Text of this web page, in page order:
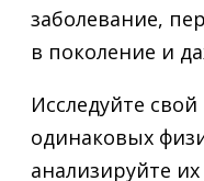
заболевание,
в поколение и
Исследуйте
одинаковых
анализируйте